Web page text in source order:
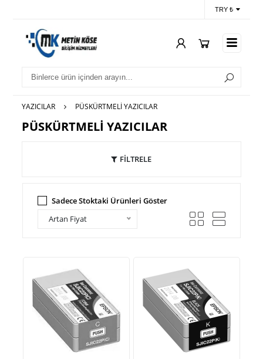
TRY ₺
YAZICILAR PÜSKÜRTMELİ YAZICILAR
PÜSKÜRTMELİ YAZICILAR
FİLTRELE
Sadece Stoktaki Ürünleri Göster
Artan Fiyat